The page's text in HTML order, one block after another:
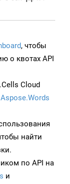
, чтобы
о квотах API
Cloud
Aspose.Words
найти
по API на
и